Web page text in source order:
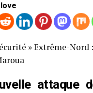
»Extrême-Nord
attaque